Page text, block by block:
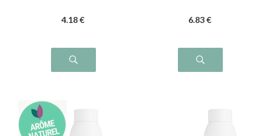
4.18 € 6.83 €